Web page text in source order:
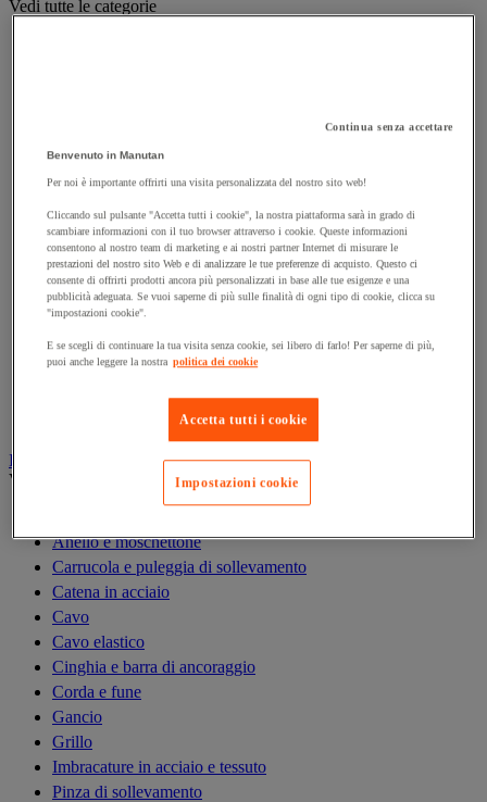
Vedi tutte le categorie
Gru
Gru a portale da officina
Gru idraulica da officina
Magnete di sollevamento
Paranco di sollevamento
Ponte di carico e rampa di accesso
Rampa di sollevamento e cuneo per ruota
Solleva-pallet
Imbracatura e accessori di sollevamento
Vedi tutte le categorie
Anello e moschettone
Carrucola e puleggia di sollevamento
Catena in acciaio
Cavo
Cavo elastico
Cinghia e barra di ancoraggio
Corda e fune
Gancio
Grillo
Imbracature in acciaio e tessuto
Pinza di sollevamento
Continua senza accettare
Benvenuto in Manutan
Per noi è importante offrirti una visita personalizzata del nostro sito web!
Cliccando sul pulsante "Accetta tutti i cookie", la nostra piattaforma sarà in grado di
scambiare informazioni con il tuo browser attraverso i cookie. Queste informazioni
consentono al nostro team di marketing e ai nostri partner Internet di misurare le
prestazioni del nostro sito Web e di analizzare le tue preferenze di acquisto. Questo ci
consente di offrirti prodotti ancora più personalizzati in base alle tue esigenze e una
pubblicità adeguata. Se vuoi saperne di più sulle finalità di ogni tipo di cookie, clicca su
"impostazioni cookie".
E se scegli di continuare la tua visita senza cookie, sei libero di farlo! Per saperne di più,
puoi anche leggere la nostra politica dei cookie
Accetta tutti i cookie
Impostazioni cookie